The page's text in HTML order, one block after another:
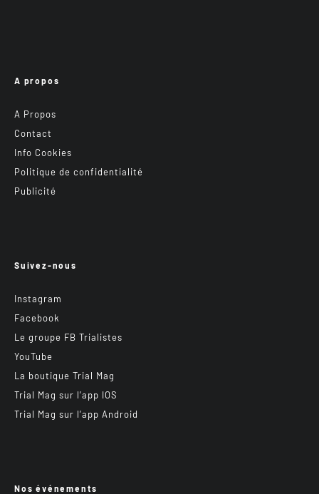
A propos
A Propos
Contact
Info Cookies
Politique de confidentialité
Publicité
Suivez-nous
Instagram
Facebook
Le groupe FB Trialistes
YouTube
La boutique Trial Mag
Trial Mag sur l’app IOS
Trial Mag sur l’app Android
Nos événements